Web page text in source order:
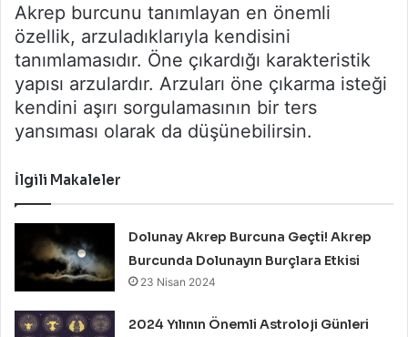
Akrep burcunu tanımlayan en önemli
özellik, arzuladıklarıyla kendisini
tanımlamasıdır. Öne çıkardığı karakteristik
yapısı arzulardır. Arzuları öne çıkarma isteği
kendini aşırı sorgulamasının bir ters
yansıması olarak da düşünebilirsin.
İlgili Makaleler
Dolunay Akrep Burcuna Geçti! Akrep
Burcunda Dolunayın Burçlara Etkisi
23 Nisan 2024
2024 Yılının Önemli Astroloji Günleri